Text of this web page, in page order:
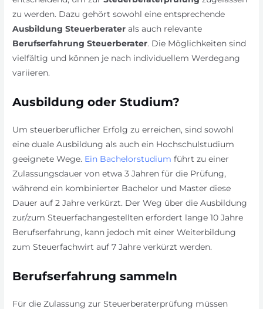
zu werden. Dazu gehört sowohl eine entsprechende
Ausbildung Steuerberater als auch relevante
Berufserfahrung Steuerberater. Die Möglichkeiten sind
vielfältig und können je nach individuellem Werdegang
variieren.
Ausbildung oder Studium?
Um steuerberuflicher Erfolg zu erreichen, sind sowohl
eine duale Ausbildung als auch ein Hochschulstudium
geeignete Wege. Ein Bachelorstudium führt zu einer
Zulassungsdauer von etwa 3 Jahren für die Prüfung,
während ein kombinierter Bachelor und Master diese
Dauer auf 2 Jahre verkürzt. Der Weg über die Ausbildung
zur/zum Steuerfachangestellten erfordert lange 10 Jahre
Berufserfahrung, kann jedoch mit einer Weiterbildung
zum Steuerfachwirt auf 7 Jahre verkürzt werden.
Berufserfahrung sammeln
Für die Zulassung zur Steuerberaterprüfung müssen